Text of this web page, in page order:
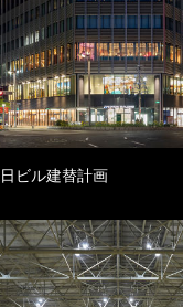
ビル建替計画